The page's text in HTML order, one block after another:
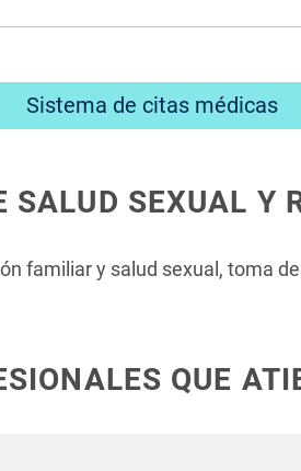
Sistema de citas médicas
SALUD SEXUAL Y
familiar y salud sexual, toma
QUE